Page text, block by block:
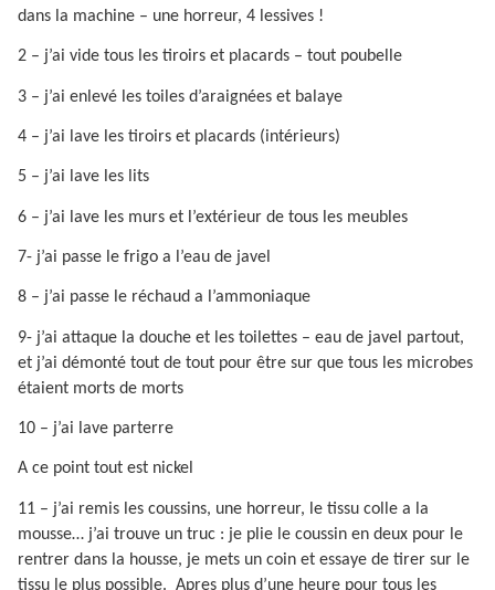
dans la machine – une horreur, 4 lessives !
2 – j’ai vide tous les tiroirs et placards – tout poubelle
3 – j’ai enlevé les toiles d’araignées et balaye
4 – j’ai lave les tiroirs et placards (intérieurs)
5 – j’ai lave les lits
6 – j’ai lave les murs et l’extérieur de tous les meubles
7- j’ai passe le frigo a l’eau de javel
8 – j’ai passe le réchaud a l’ammoniaque
9- j’ai attaque la douche et les toilettes – eau de javel partout,
et j’ai démonté tout de tout pour être sur que tous les microbes
étaient morts de morts
10 – j’ai lave parterre
A ce point tout est nickel
11 – j’ai remis les coussins, une horreur, le tissu colle a la
mousse… j’ai trouve un truc : je plie le coussin en deux pour le
rentrer dans la housse, je mets un coin et essaye de tirer sur le
tissu le plus possible. Apres plus d’une heure pour tous les